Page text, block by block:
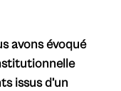
avons évoqué
issus d’un